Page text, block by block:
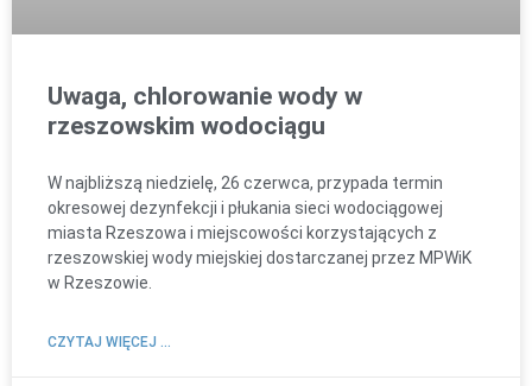
Uwaga, chlorowanie wody w
rzeszowskim wodociągu
W najbliższą niedzielę, 26 czerwca, przypada termin
okresowej dezynfekcji i płukania sieci wodociągowej
miasta Rzeszowa i miejscowości korzystających z
rzeszowskiej wody miejskiej dostarczanej przez MPWiK
w Rzeszowie.
CZYTAJ WIĘCEJ ...